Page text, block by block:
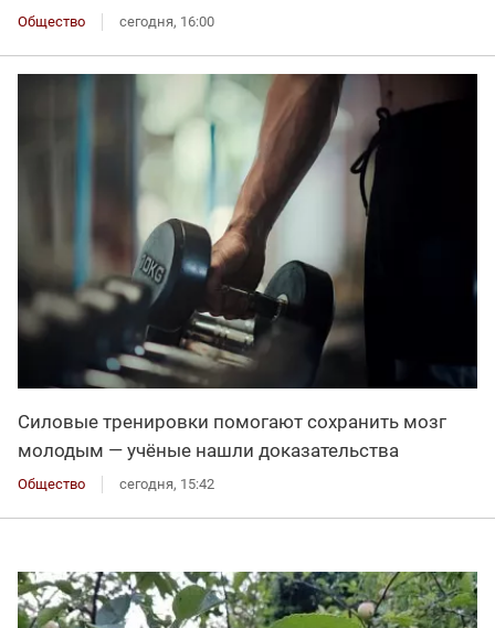
Общество сегодня, 16:00
Силовые тренировки помогают сохранить мозг
молодым — учёные нашли доказательства
Общество сегодня, 15:42